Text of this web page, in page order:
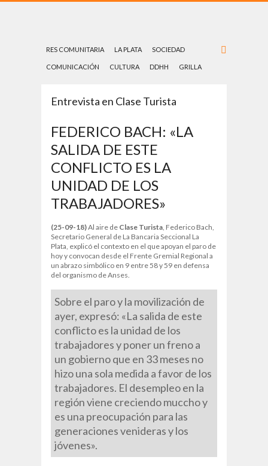
RES COMUNITARIA LA PLATA SOCIEDAD
COMUNICACIÓN CULTURA DDHH GRILLA
Entrevista en Clase Turista
FEDERICO BACH: «LA
SALIDA DE ESTE
CONFLICTO ES LA
UNIDAD DE LOS
TRABAJADORES»
(25-09-18)Al aire de Clase Turista, Federico Bach,
Secretario General de La Bancaria Seccional La
Plata, explicó el contexto en el que apoyan el paro de
hoy y convocan desde el Frente Gremial Regional a
un abrazo simbólico en 9 entre 58 y 59 en defensa
del organismo de Anses.
Sobre el paro y la movilización de
ayer, expresó: «La salida de este
conflicto es la unidad de los
trabajadores y poner un freno a
un gobierno que en 33 meses no
hizo una sola medida a favor de los
trabajadores. El desempleo en la
región viene creciendo muccho y
es una preocupación para las
generaciones venideras y los
jóvenes».